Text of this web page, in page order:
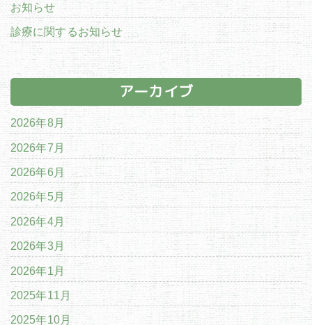
お知らせ
診療に関するお知らせ
アーカイブ
2026年8月
2026年7月
2026年6月
2026年5月
2026年4月
2026年3月
2026年1月
2025年11月
2025年10月